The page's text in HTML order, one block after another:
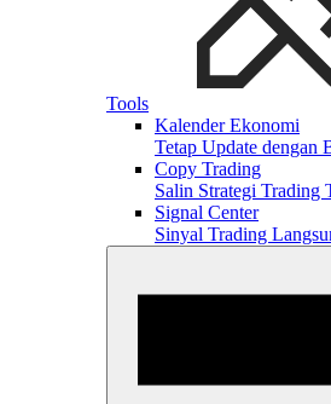
Tools
Kalender Ekonomi
Tetap Update dengan
Copy Trading
Salin Strategi Trading
Signal Center
Sinyal Trading